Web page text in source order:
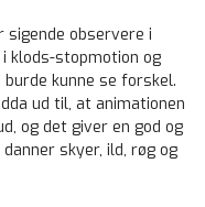
sigende observere i
klods-stopmotion og
kunne se forskel.
ud til, at animationen
og det giver en god og
skyer, ild, røg og